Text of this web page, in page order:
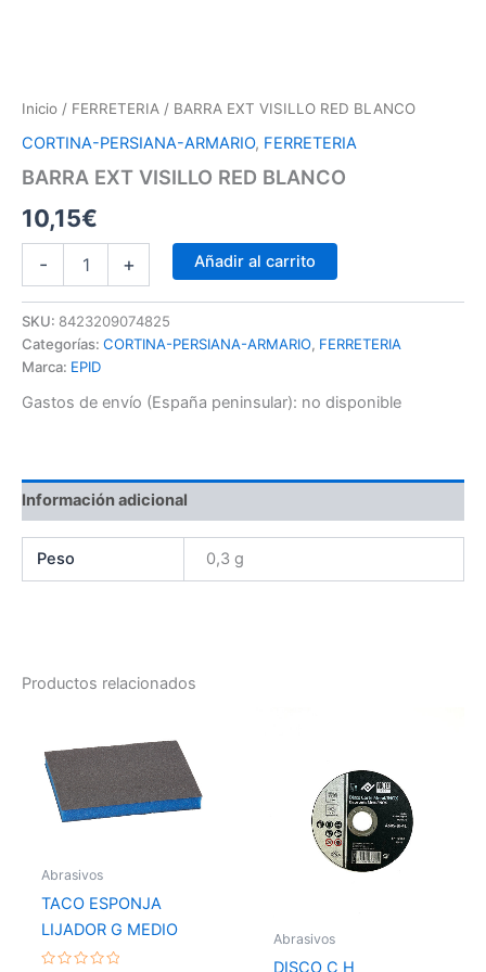
Inicio / FERRETERIA / BARRA EXT VISILLO RED BLANCO
CORTINA-PERSIANA-ARMARIO, FERRETERIA
BARRA EXT VISILLO RED BLANCO
10,15€
- + Añadir al carrito
SKU: 8423209074825
Categorías: CORTINA-PERSIANA-ARMARIO, FERRETERIA
Marca: EPID
Gastos de envío (España peninsular): no disponible
Información adicional
Peso 0,3 g
Productos relacionados
Abrasivos
TACO ESPONJA
LIJADOR G MEDIO
Abrasivos
DISCO C H